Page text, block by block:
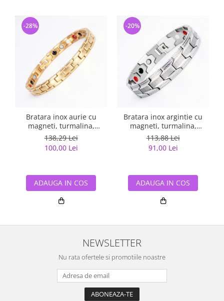
Bratara inox aurie cu
magneti, turmalina,
germaniu si anioni
138,29 Lei
100,00 Lei
-28%
ADAUGA IN COS
Bratara inox argintie cu
magneti, turmalina,
germaniu si anioni
113,88 Lei
91,00 Lei
-20%
ADAUGA IN COS
NEWSLETTER
Nu rata ofertele si promotiile noastre